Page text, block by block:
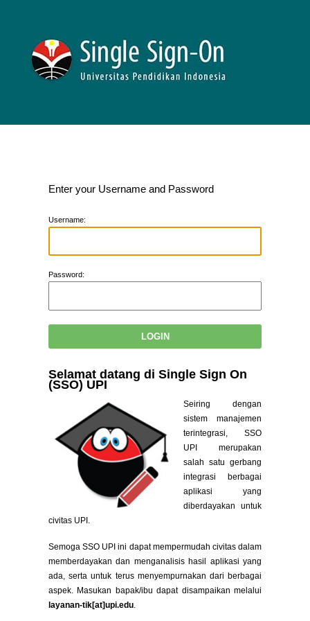
Enter your Username and Password
Username:
Password:
Selamat datang di Single Sign On
(SSO) UPI
Seiring dengan
sistem manajemen
terintegrasi, SSO
UPI merupakan
salah satu gerbang
integrasi berbagai
aplikasi yang
diberdayakan untuk
civitas UPI.
Semoga SSO UPI ini dapat mempermudah civitas dalam
memberdayakan dan menganalisis hasil aplikasi yang
ada, serta untuk terus menyempurnakan dari berbagai
aspek. Masukan bapak/ibu dapat disampaikan melalui
layanan-tik[at]upi.edu.